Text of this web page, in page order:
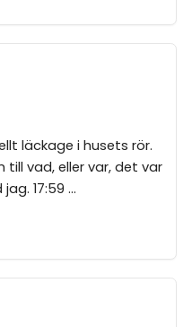
läckage i husets rör.
vad, eller var, det var
17:59 ...